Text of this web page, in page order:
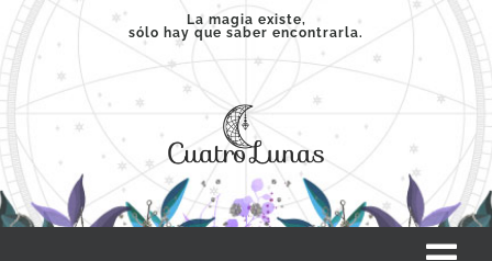
Saltar
contenido
La magia existe,
sólo hay que saber encontrarla.